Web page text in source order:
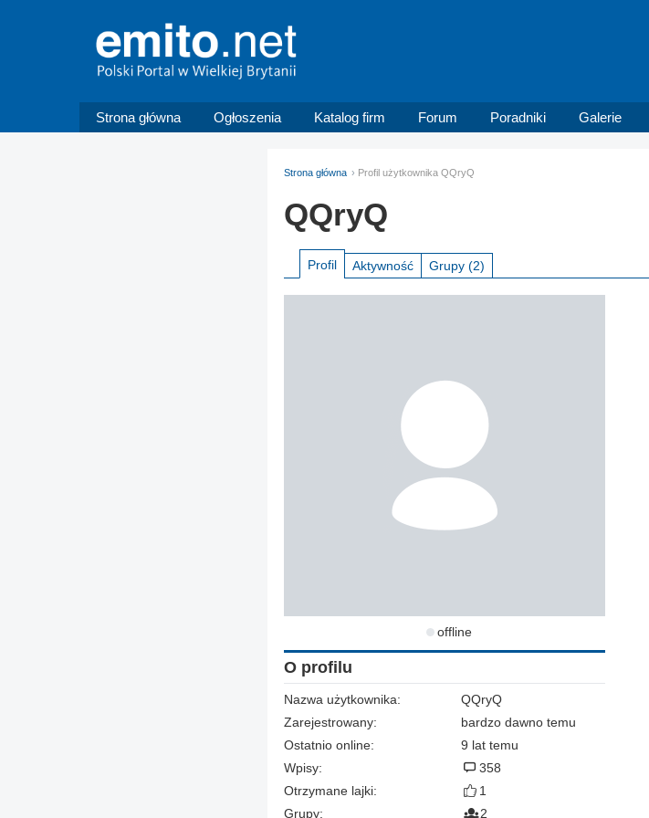
Strona główna Ogłoszenia Katalog firm Forum Poradniki Galerie
Strona główna Profil użytkownika QQryQ
QQryQ
Profil Aktywność Grupy (2)
offline
O profilu
Nazwa użytkownika:
QQryQ
Zarejestrowany:
bardzo dawno temu
Ostatnio online:
9 lat temu
Wpisy:
358
Otrzymane lajki:
1
Grupy:
2